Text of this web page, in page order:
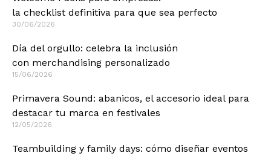
la checklist definitiva para que sea perfecto
30/06/2026
Día del orgullo: celebra la inclusión
con merchandising personalizado
15/06/2026
Primavera Sound: abanicos, el accesorio ideal para
destacar tu marca en festivales
12/05/2026
Teambuilding y family days: cómo diseñar eventos